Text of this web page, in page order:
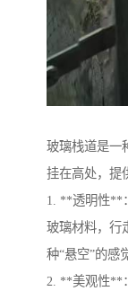
玻璃栈道是一
挂在高处，提
1. **透明性**
玻璃材料，行
种“悬空”的感
2. **美观性**